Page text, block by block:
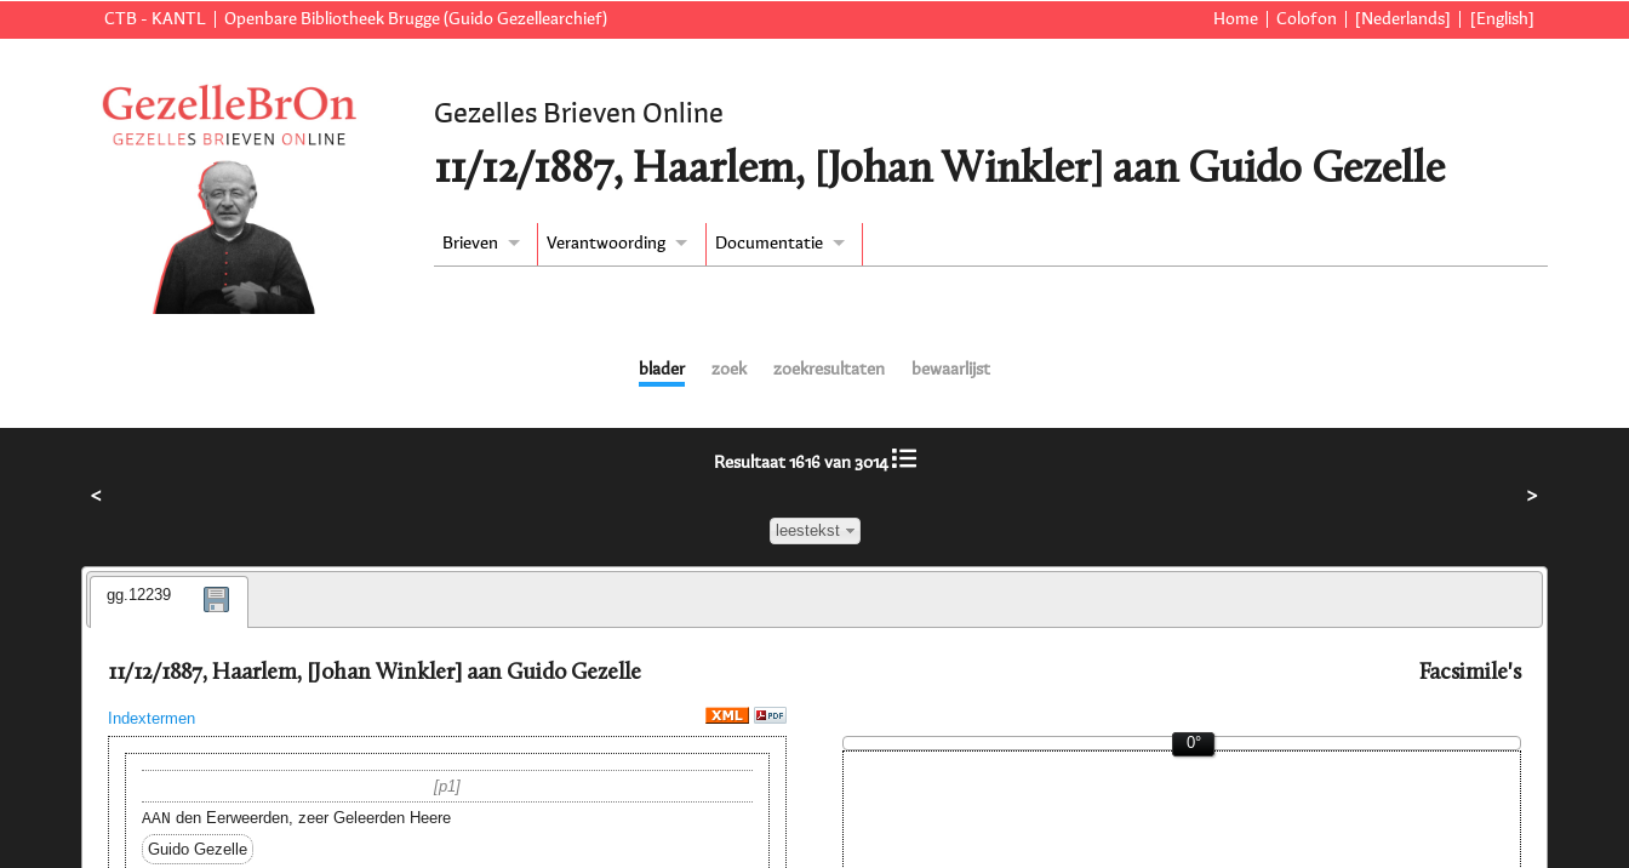
CTB - KANTL Openbare Bibliotheek Brugge (Guido Gezellearchief) Home Colofon [Nederlands] [English]
Gezelles Brieven Online
11/12/1887, Haarlem, [Johan Winkler] aan Guido Gezelle
Brieven Verantwoording Documentatie
blader zoek zoekresultaten bewaarlijst
<
Resultaat 1616 van 3014
leestekst
>
gg.12239
11/12/1887, Haarlem, [Johan Winkler] aan Guido Gezelle
Indextermen
Facsimile's
p1
AAN den Eerweerden, zeer Geleerden Heere
Guido Gezelle
0°